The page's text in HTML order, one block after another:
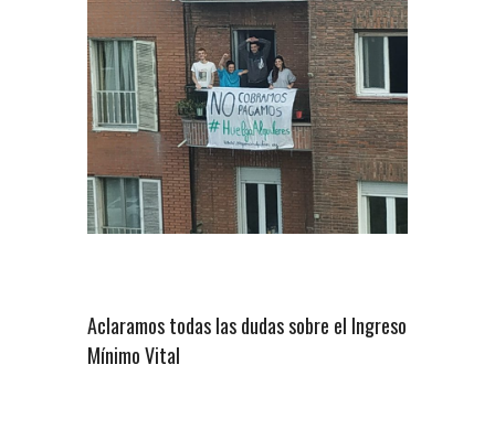
Aclaramos todas las dudas sobre el Ingreso
Mínimo Vital